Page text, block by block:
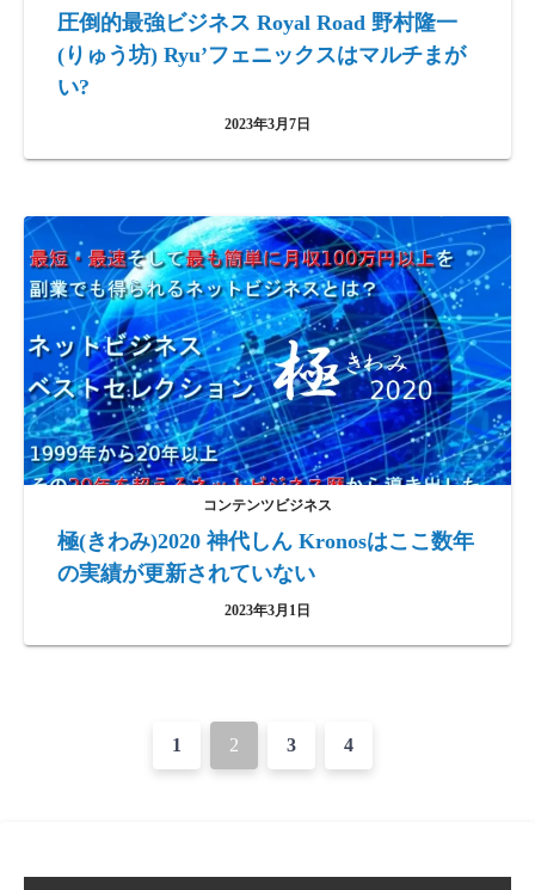
圧倒的最強ビジネス Royal Road 野村隆一
(りゅう坊) Ryu’フェニックスはマルチまが
い?
2023年3月7日
コンテンツビジネス
極(きわみ)2020 神代しん Kronosはここ数年
の実績が更新されていない
2023年3月1日
ビ
1 2 3 4